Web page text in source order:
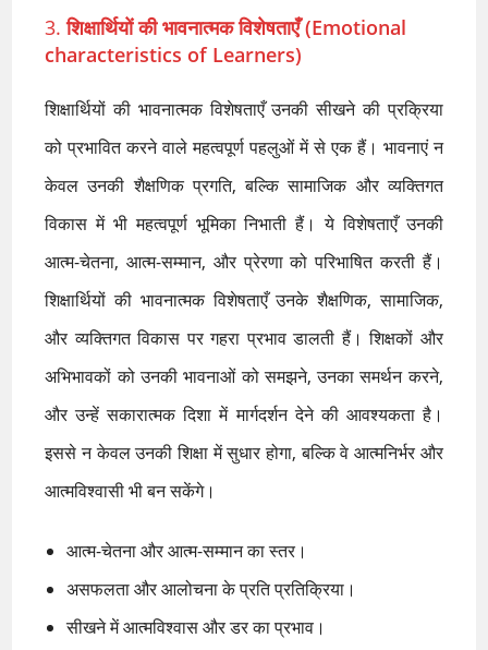
3.शिक्षार्थियों की भावनात्मक विशेषताएँ (Emotional
characteristics of Learners)
शिक्षार्थियों की भावनात्मक विशेषताएँ उनकी सीखने की प्रक्रिया
को प्रभावित करने वाले महत्वपूर्ण पहलुओं में से एक हैं। भावनाएं न
केवल उनकी शैक्षणिक प्रगति, बल्कि सामाजिक और व्यक्तिगत
विकास में भी महत्वपूर्ण भूमिका निभाती हैं। ये विशेषताएँ उनकी
आत्म-चेतना, आत्म-सम्मान, और प्रेरणा को परिभाषित करती हैं।
शिक्षार्थियों की भावनात्मक विशेषताएँ उनके शैक्षणिक, सामाजिक,
और व्यक्तिगत विकास पर गहरा प्रभाव डालती हैं। शिक्षकों और
अभिभावकों को उनकी भावनाओं को समझने, उनका समर्थन करने,
और उन्हें सकारात्मक दिशा में मार्गदर्शन देने की आवश्यकता है।
इससे न केवल उनकी शिक्षा में सुधार होगा, बल्कि वे आत्मनिर्भर और
आत्मविश्वासी भी बन सकेंगे।
आत्म-चेतना और आत्म-सम्मान का स्तर।
असफलता और आलोचना के प्रति प्रतिक्रिया।
सीखने में आत्मविश्वास और डर का प्रभाव।